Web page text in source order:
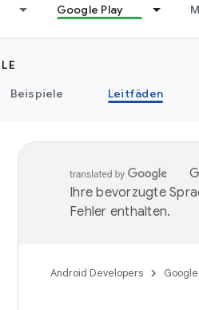
Google Play
Beispiele Leitfäden
Ihre bevorzugte
Fehler enthalten.
Android Developers